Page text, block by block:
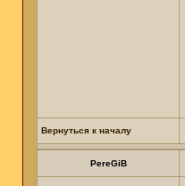
Вернуться к началу
PereGiB